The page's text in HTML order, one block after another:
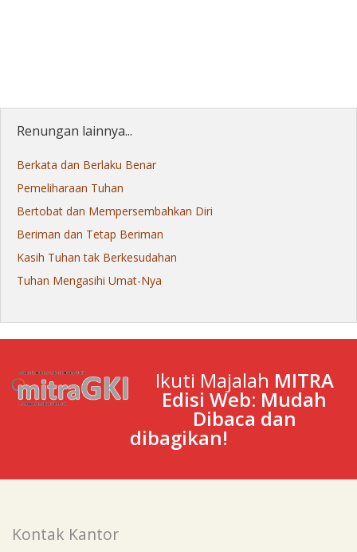
Renungan lainnya...
Berkata dan Berlaku Benar
Pemeliharaan Tuhan
Bertobat dan Mempersembahkan Diri
Beriman dan Tetap Beriman
Kasih Tuhan tak Berkesudahan
Tuhan Mengasihi Umat-Nya
Ikuti Majalah MITRA
Edisi Web: Mudah
Dibaca dan
dibagikan!
Kontak Kantor